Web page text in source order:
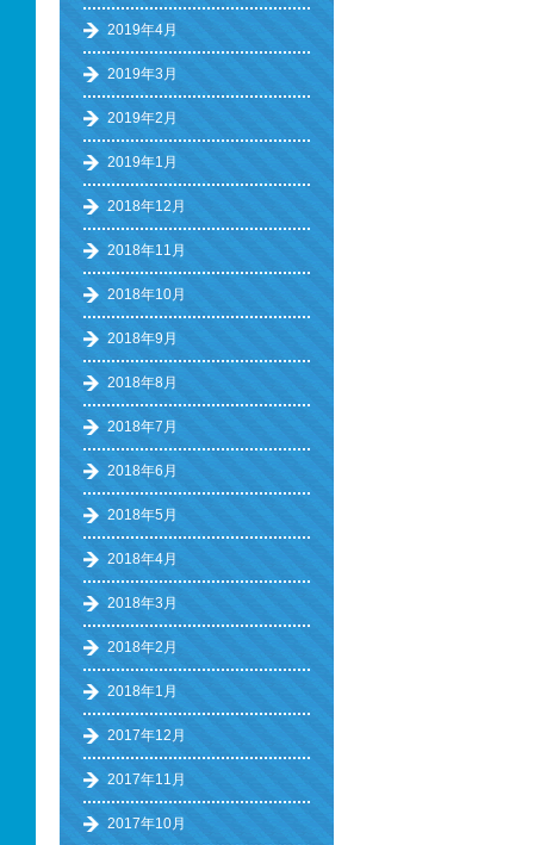
2019年4月
2019年3月
2019年2月
2019年1月
2018年12月
2018年11月
2018年10月
2018年9月
2018年8月
2018年7月
2018年6月
2018年5月
2018年4月
2018年3月
2018年2月
2018年1月
2017年12月
2017年11月
2017年10月